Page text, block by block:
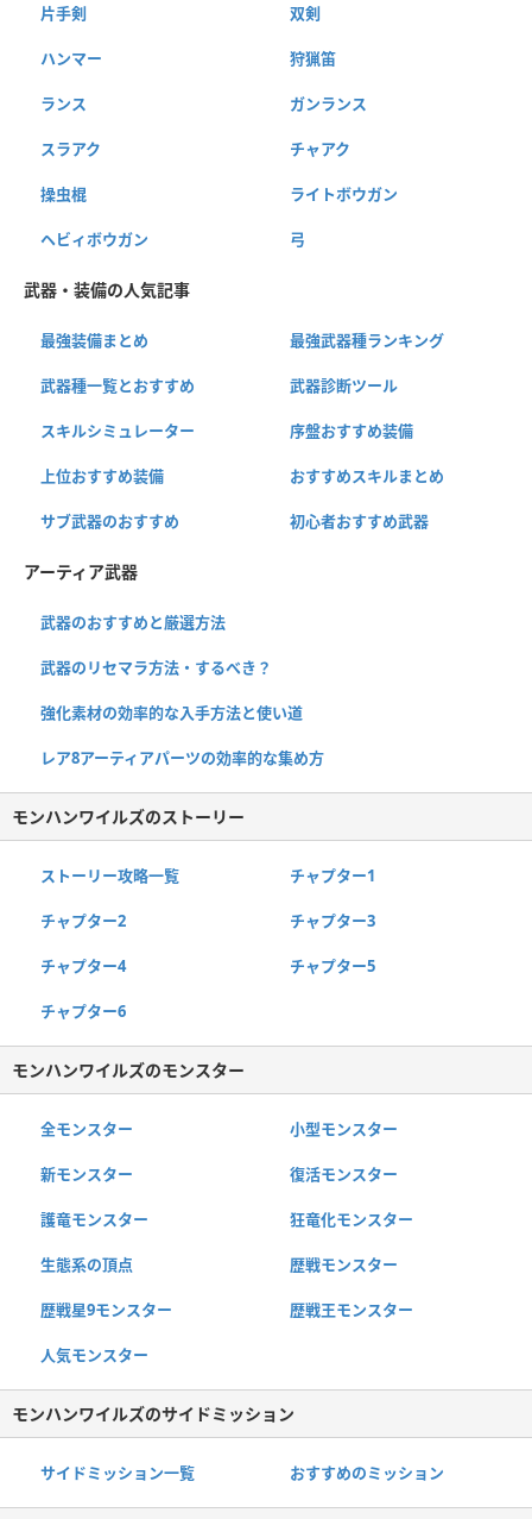
片手剣 双剣
ハンマー 狩猟笛
ランス ガンランス
スラアク チャアク
操虫棍 ライトボウガン
ヘビィボウガン 弓
武器・装備の人気記事
最強装備まとめ 最強武器種ランキング
武器種一覧とおすすめ 武器診断ツール
スキルシミュレーター 序盤おすすめ装備
上位おすすめ装備 おすすめスキルまとめ
サブ武器のおすすめ 初心者おすすめ武器
アーティア武器
武器のおすすめと厳選方法
武器のリセマラ方法・するべき？
強化素材の効率的な入手方法と使い道
レア8アーティアパーツの効率的な集め方
モンハンワイルズのストーリー
ストーリー攻略一覧 チャプター1
チャプター2 チャプター3
チャプター4 チャプター5
チャプター6
モンハンワイルズのモンスター
全モンスター 小型モンスター
新モンスター 復活モンスター
護竜モンスター 狂竜化モンスター
生態系の頂点 歴戦モンスター
歴戦星9モンスター 歴戦王モンスター
人気モンスター
モンハンワイルズのサイドミッション
サイドミッション一覧 おすすめのミッション